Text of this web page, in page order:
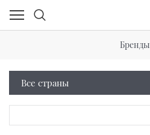
Бренды